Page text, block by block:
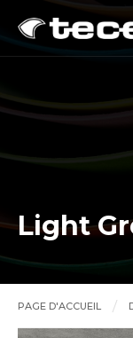
Light
PAGE D'ACCUEIL